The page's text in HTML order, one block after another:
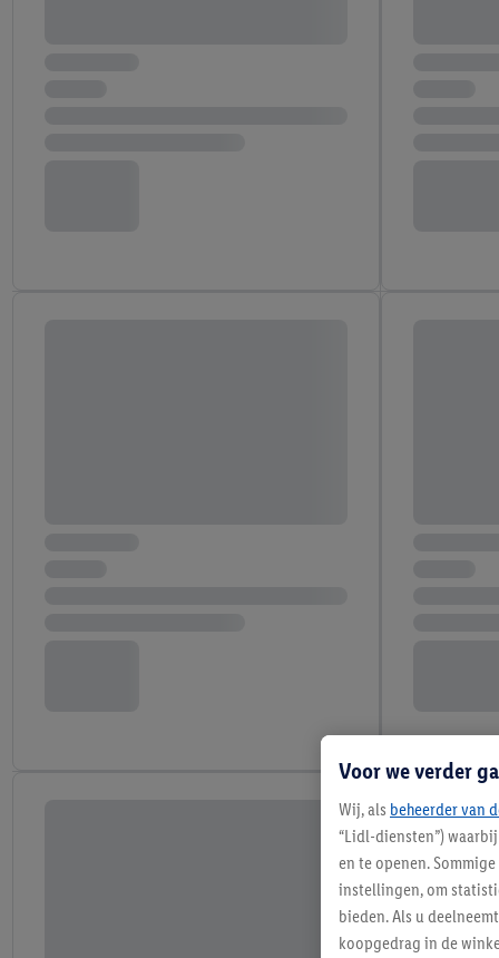
Voor we verder
Wij, als beheerder van
“Lidl-diensten”)
en te openen.
instellingen, om
bieden. Als u
koopgedrag in de